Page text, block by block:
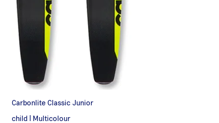
Carbonlite Classic Junior
child
Multicolour